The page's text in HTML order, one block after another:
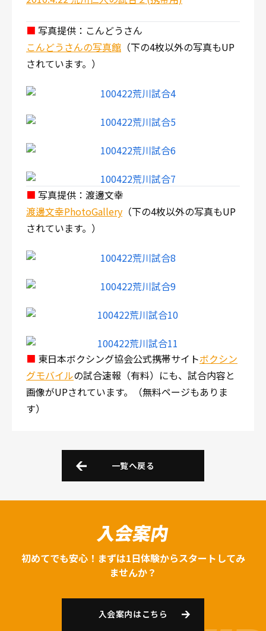
■ 写真提供：こんどうさん
こんどうさんの写真館 （下の4枚以外の写真もUP
されています。）
■ 写真提供：渡邊文幸
渡邊文幸PhotoGallery （下の4枚以外の写真もUP
されています。）
■ 東日本ボクシング協会公式携帯サイトボクシン
グモバイルの試合速報（有料）にも、試合内容と
画像がUPされています。（無料ページもありま
す）
一覧へ戻る
入会案内
初めてでも安心！まずは1日体験からスタートしてみ
ませんか？
入会案内はこちら